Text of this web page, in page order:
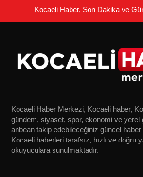
Kocaeli Haber, Son Dakika ve
Kocaeli Haber Merkezi, Kocaeli haber,
gündem, siyaset, spor, ekonomi ve yerel
anbean takip edebileceğiniz güncel haber
Kocaeli haberleri tarafsız, hızlı ve doğru
okuyuculara sunulmaktadır.